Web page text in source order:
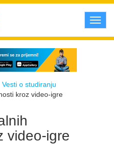
Vesti o studiranju
kroz video-igre
video-igre